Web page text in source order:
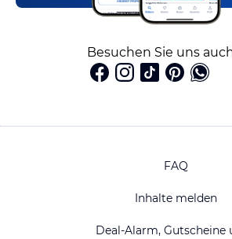
Besuchen Sie uns
FAQ
Inhalte melden
Deal-Alarm, Gutscheine